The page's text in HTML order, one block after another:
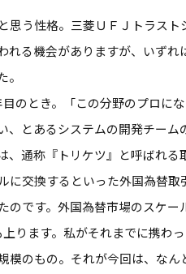
思う性格。三菱ＵＦＪトラスト
れる機会がありますが、いずれ
のとき。「この分野のプロに
、とあるシステムの開発チーム
、通称『トリケツ』と呼ばれる
に交換するといった外国為替取
のです。外国為替市場のスケー
ります。私がそれまでに携わ
模のもの。それが今回は、なん